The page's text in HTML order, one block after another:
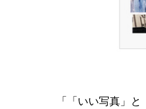
「「いい写真」